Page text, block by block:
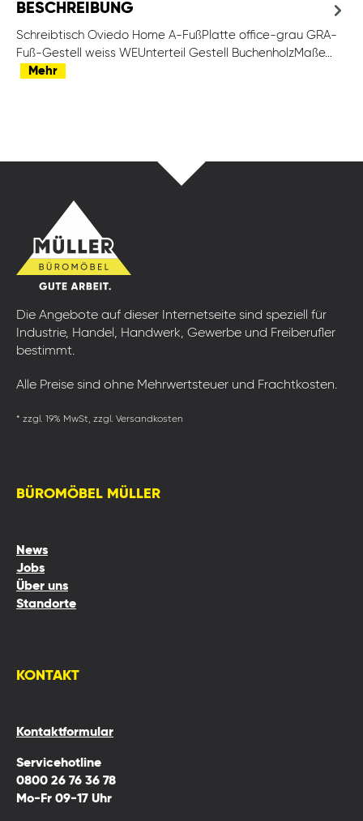
BESCHREIBUNG
Schreibtisch Oviedo Home A-FußPlatte office-grau GRA-
Fuß-Gestell weiss WEUnterteil Gestell BuchenholzMaße…
Mehr
Die Angebote auf dieser Internetseite sind speziell für
Industrie, Handel, Handwerk, Gewerbe und Freiberufler
bestimmt.
Alle Preise sind ohne Mehrwertsteuer und Frachtkosten.
* zzgl. 19% MwSt, zzgl. Versandkosten
BÜROMÖBEL MÜLLER
News
Jobs
Über uns
Standorte
KONTAKT
Kontaktformular
Servicehotline
0800 26 76 36 78
Mo-Fr 09-17 Uhr